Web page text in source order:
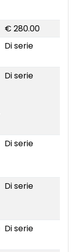
€ 280.00
Di serie
Di serie
Di serie
Di serie
Di serie